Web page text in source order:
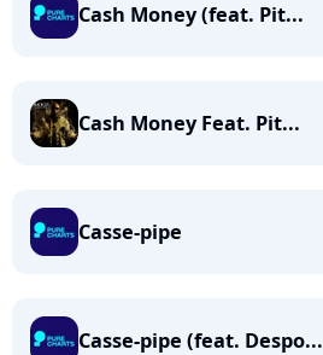
Cash Money (feat. Pit...
Cash Money Feat. Pit...
Casse-pipe
Casse-pipe (feat. Despo...